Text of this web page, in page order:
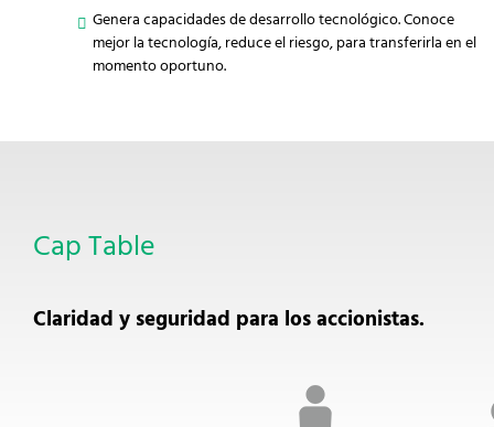
Genera capacidades de desarrollo tecnológico. Conoce
mejor la tecnología, reduce el riesgo, para transferirla en el
momento oportuno.
Cap Table
Claridad y seguridad para los accionistas.